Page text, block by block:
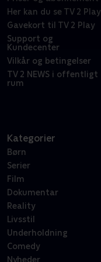
Her kan du se TV 2 Play
Gavekort til TV 2 Play
Support og
Kundecenter
Vilkår og betingelser
TV 2 NEWS i offentligt
rum
Kategorier
Børn
Serier
Film
Dokumentar
Reality
Livsstil
Underholdning
Comedy
Nyheder